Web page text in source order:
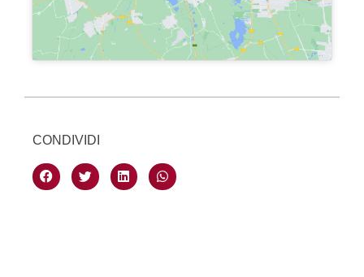
CONDIVIDI